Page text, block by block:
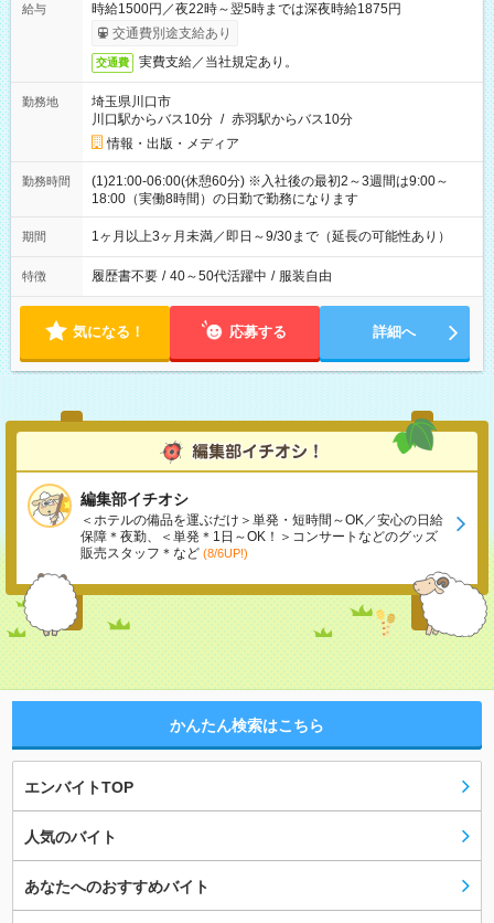
給与
時給1500円／夜22時～翌5時までは深夜時給1875円
交通費別途支給あり
交通費 実費支給／当社規定あり。
勤務地
埼玉県川口市
川口駅からバス10分 / 赤羽駅からバス10分
情報・出版・メディア
勤務時間
(1)21:00-06:00(休憩60分) ※入社後の最初2～3週間は9:00～
18:00（実働8時間）の日勤で勤務になります
期間 1ヶ月以上3ヶ月未満／即日～9/30まで（延長の可能性あり）
特徴 履歴書不要 / 40～50代活躍中 / 服装自由
気になる！ 応募する 詳細へ
編集部イチオシ
＜ホテルの備品を運ぶだけ＞単発・短時間～OK／安心の日給
保障＊夜勤、＜単発＊1日～OK！＞コンサートなどのグッズ
販売スタッフ＊など (8/6UP!)
かんたん検索はこちら
エンバイトTOP
人気のバイト
あなたへのおすすめバイト